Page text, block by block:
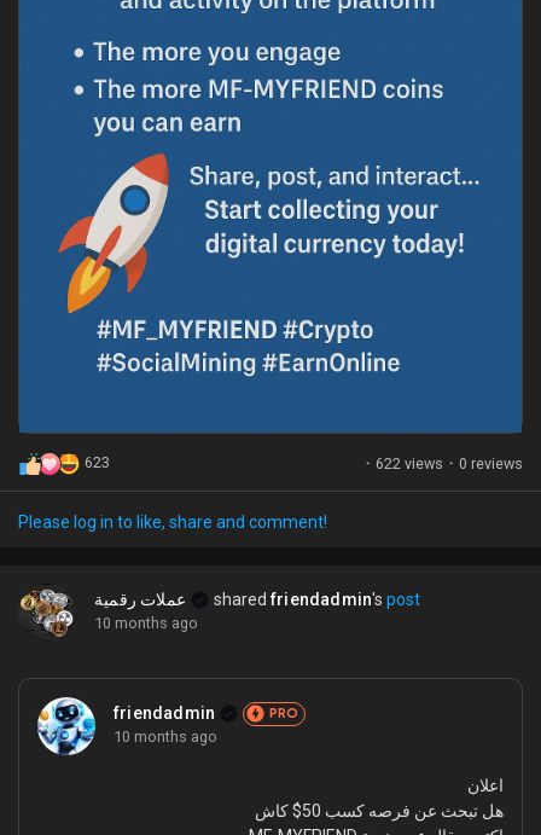
623 · 622 views · 0 reviews
Please log in to like, share and comment!
عملات رقمية sharedfriendadmin'spost
10 months ago
friendadmin PRO
10 months ago
اعلان
هل تبحث عن فرصه كسب 50$ كاش